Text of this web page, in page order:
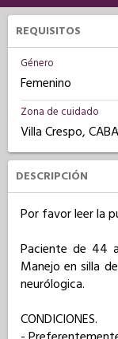
REQUISITOS
Género
Femenino
Zona de cuidado
Villa Crespo, CABA
DESCRIPCIÓN
Por favor leer la
Paciente de 44
Manejo en silla
neurólogica.
CONDICIONES.